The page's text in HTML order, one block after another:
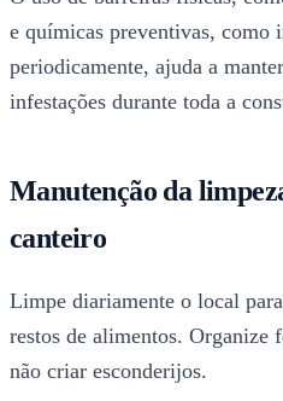
e químicas preventivas, como
periodicamente, ajuda a
infestações durante toda a
Manutenção da
canteiro
Limpe diariamente o local
restos de alimentos. Organize
não criar esconderijos.